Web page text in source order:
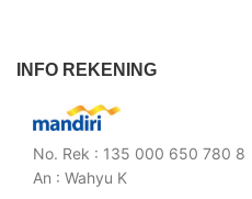
INFO REKENING
No. Rek : 135 000 650 780 8
An : Wahyu K